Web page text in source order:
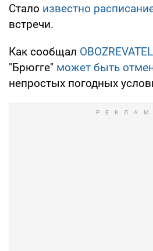
Стало известно
встречи.
Как сообщал OBOZREVATEL
"Брюгге" может быть
непростых погодных